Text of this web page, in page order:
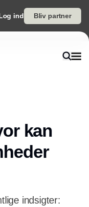
ind Bliv partner
kan
indsigter: